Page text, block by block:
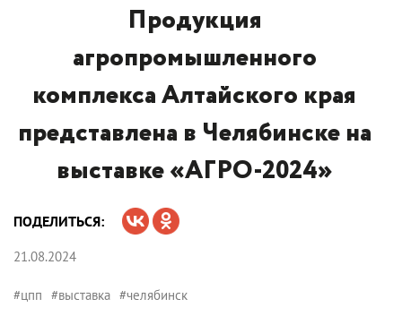
Продукция
агропромышленного
комплекса Алтайского края
представлена в Челябинске на
выставке «АГРО-2024»
ПОДЕЛИТЬСЯ:
21.08.2024
#цпп #выставка #челябинск